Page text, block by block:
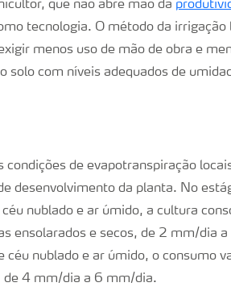
que não abre mão da
tecnologia. O método da irrigação
menos uso de mão de obra e
solo com níveis adequados de
de evapotranspiração
desenvolvimento da planta. No
nublado e ar úmido, a cultura
ensolarados e secos, de 2 mm/dia
céu nublado e ar úmido, o consumo
de 4 mm/dia a 6 mm/dia.